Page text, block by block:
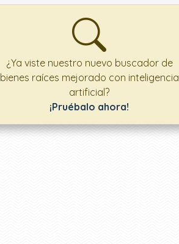
¿Ya viste nuestro nuevo buscador de
bienes raíces mejorado con inteligencia
artificial?
¡Pruébalo ahora!